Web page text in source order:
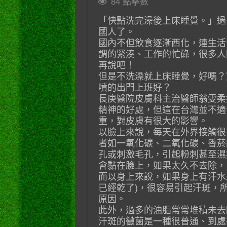
84 點擊數
「快點洗完澡後上床睡覺。」
國人了。
國內不但飲食逐漸西化，連生
調的緊湊、工作的忙碌，很多
再說吧！
但是不洗澡就上床睡覺，好嗎
噴的出門上班好？
長庚醫院皮膚科主治醫師翁雯
精神的好處，但這在台灣並不
重，對皮膚有很大的影響。
以臉上來說，每天在外界接觸
者如一氧化碳、二氧化碳、香
孔或刺激毛孔，引起粉刺甚至
會黏在臉上，如果太久不去除
而以身上來說，如果身上有汗
已經乾了)，很容易引起汗斑，
原因。
此外，過多的油脂常常堆積未
汗斑的黴菌是一種很普通、到